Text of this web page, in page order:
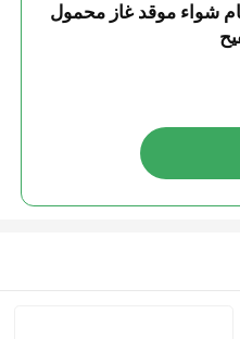
شواء موقد غاز محمول